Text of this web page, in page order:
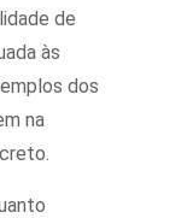
de
às
dos
na